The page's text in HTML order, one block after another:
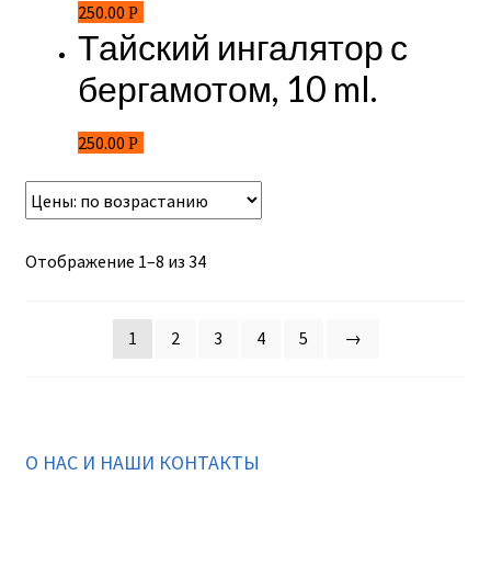
250.00 Р
Тайский ингалятор с
бергамотом, 10 ml.
250.00 Р
Отображение 1–8 из 34
1 2 3 4 5 →
О НАС И НАШИ КОНТАКТЫ